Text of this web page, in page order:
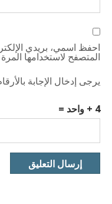
احفظ اسمي، بريدي
المتصفح لاستخدامها
يرجى إدخال الإجابة
4 + واحد =